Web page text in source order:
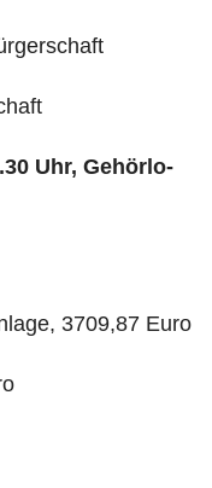
Uhr, Gehörlo­
3709,87 Euro